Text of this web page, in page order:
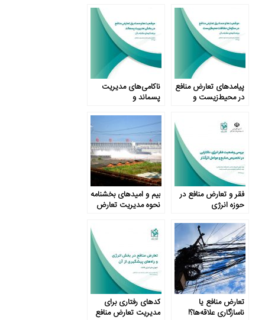
پیامدهای تعارض منافع
در محیط‌زیست و
ناکامی‌های مدیریت
پسماند و
منظر تعارض منافع
فقر و تعارض منافع در
حوزه انرژی
بیم و امیدهای بخشنامه
نحوه مدیریت تعارض
تعارض منافع یا
ناسازگاری علاقه‌ها؟!
کدهای رفتاری برای
مدیریت تعارض منافع